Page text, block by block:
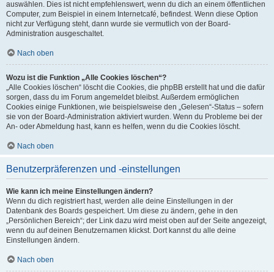
auswählen. Dies ist nicht empfehlenswert, wenn du dich an einem öffentlichen
Computer, zum Beispiel in einem Internetcafé, befindest. Wenn diese Option
nicht zur Verfügung steht, dann wurde sie vermutlich von der Board-
Administration ausgeschaltet.
Nach oben
Wozu ist die Funktion „Alle Cookies löschen“?
„Alle Cookies löschen“ löscht die Cookies, die phpBB erstellt hat und die dafür
sorgen, dass du im Forum angemeldet bleibst. Außerdem ermöglichen
Cookies einige Funktionen, wie beispielsweise den „Gelesen“-Status – sofern
sie von der Board-Administration aktiviert wurden. Wenn du Probleme bei der
An- oder Abmeldung hast, kann es helfen, wenn du die Cookies löscht.
Nach oben
Benutzerpräferenzen und -einstellungen
Wie kann ich meine Einstellungen ändern?
Wenn du dich registriert hast, werden alle deine Einstellungen in der
Datenbank des Boards gespeichert. Um diese zu ändern, gehe in den
„Persönlichen Bereich“; der Link dazu wird meist oben auf der Seite angezeigt,
wenn du auf deinen Benutzernamen klickst. Dort kannst du alle deine
Einstellungen ändern.
Nach oben